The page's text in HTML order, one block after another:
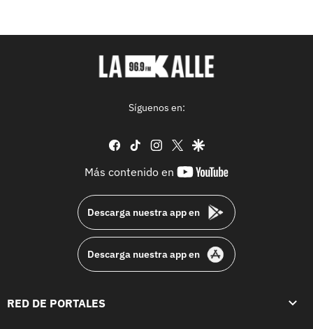
Síguenos en:
facebook
tiktok instagram
twittergoogle
Más contenido en
youtube-
Descarga nuestra app en
Descarga nuestra app en
RED DE PORTALES